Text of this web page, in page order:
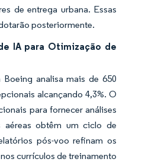
de entrega urbana. Essas
posteriormente.
IA para Otimização de
analisa mais de 650
alcançando 4,3%. O
para fornecer análises
aéreas obtêm um ciclo de
pós-voo refinam os
currículos de treinamento